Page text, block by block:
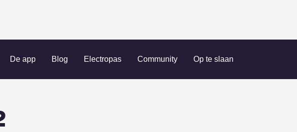
De app Blog Electropas Community Op te slaan
De Bilt Westbroek PP002962